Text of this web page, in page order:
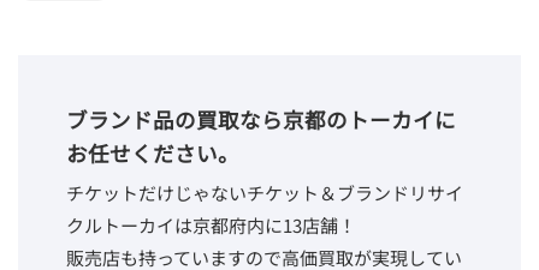
ブランド品の買取なら京都のトーカイに
お任せください。
チケットだけじゃないチケット＆ブランドリサイ
クルトーカイは京都府内に13店舗！
販売店も持っていますので高価買取が実現してい